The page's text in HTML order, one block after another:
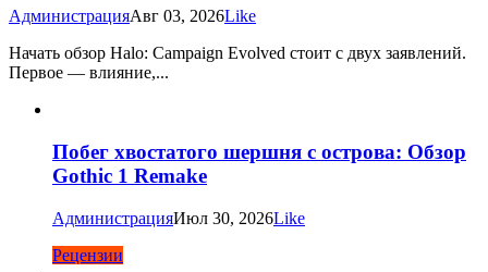
АдминистрацияАвг 03, 2026Like
Начать обзор Halo: Campaign Evolved стоит с двух заявлений.
Первое — влияние,...
Побег хвостатого шершня с острова: Обзор
Gothic 1 Remake
АдминистрацияИюл 30, 2026Like
Рецензии